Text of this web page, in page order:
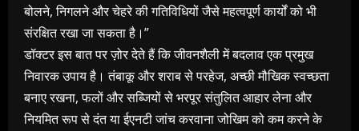
बोलने, निगलने और चेहरे की गतिविधियों जैसे महत्वपूर्ण कार्यों को भी
संरक्षित रखा जा सकता है।”
डॉक्टर इस बात पर ज़ोर देते हैं कि जीवनशैली में बदलाव एक प्रमुख
निवारक उपाय है। तंबाकू और शराब से परहेज, अच्छी मौखिक स्वच्छता
बनाए रखना, फलों और सब्जियों से भरपूर संतुलित आहार लेना और
नियमित रूप से दंत या ईएनटी जांच करवाना जोखिम को कम करने के